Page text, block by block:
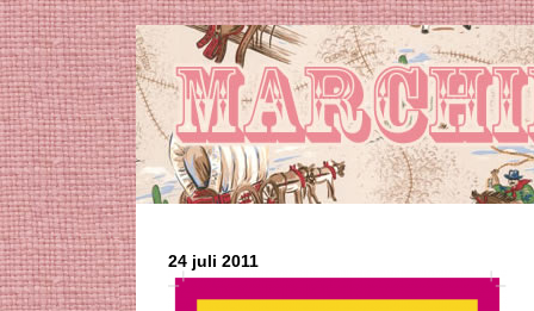
24 juli 2011